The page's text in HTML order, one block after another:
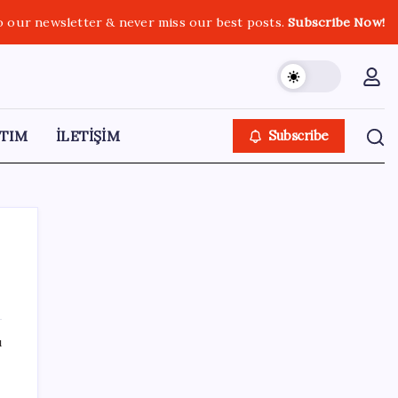
our newsletter & never miss our best posts.Subscribe Now!
İLETİŞİM Subscribe